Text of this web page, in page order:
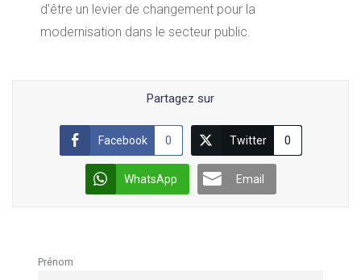
d’être un levier de changement pour la
modernisation dans le secteur public.
Partagez sur
Facebook 0 Twitter 0
WhatsApp Email
Prénom